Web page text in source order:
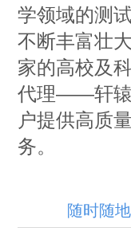
学领域的测
不断丰富壮
家的高校及
代理——轩辕
户提供高质
务。
随时随